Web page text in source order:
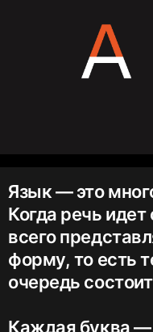
Язык — это
Когда речь
всего
форму, то есть
очередь
Каждая буква —